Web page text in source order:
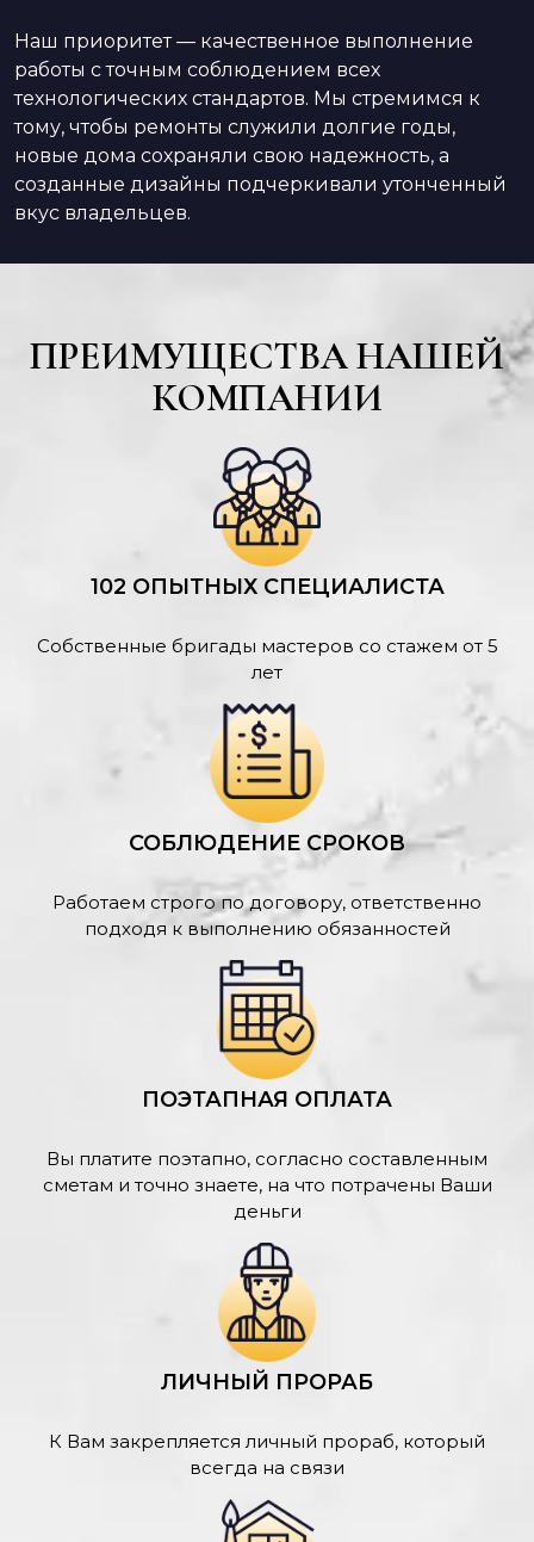
Наш приоритет — качественное выполнение
работы с точным соблюдением всех
технологических стандартов. Мы стремимся к
тому, чтобы ремонты служили долгие годы,
новые дома сохраняли свою надежность, а
созданные дизайны подчеркивали утонченный
вкус владельцев.
ПРЕИМУЩЕСТВА НАШЕЙ
КОМПАНИИ
102 ОПЫТНЫХ СПЕЦИАЛИСТА
Собственные бригады мастеров со стажем от 5
лет
СОБЛЮДЕНИЕ СРОКОВ
Работаем строго по договору, ответственно
подходя к выполнению обязанностей
ПОЭТАПНАЯ ОПЛАТА
Вы платите поэтапно, согласно составленным
сметам и точно знаете, на что потрачены Ваши
деньги
ЛИЧНЫЙ ПРОРАБ
К Вам закрепляется личный прораб, который
всегда на связи